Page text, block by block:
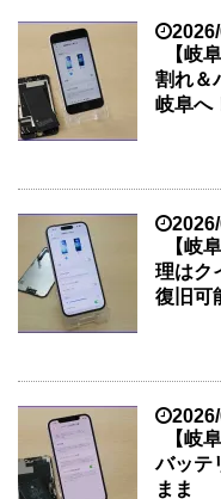
【岐
割れ＆
岐阜へ
【岐
理はク
復旧可
【岐
バッテ
まま